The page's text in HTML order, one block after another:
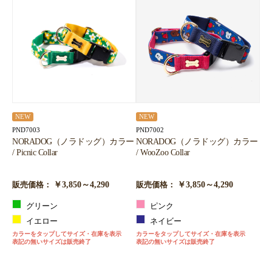
NEW
PND7003
NORADOG（ノラドッグ）カラー
/ Picnic Collar
販売価格： ￥3,850～4,290
グリーン
イエロー
カラーをタップしてサイズ・在庫を表示
表記の無いサイズは販売終了
NEW
PND7002
NORADOG（ノラドッグ）カラー
/ WooZoo Collar
販売価格： ￥3,850～4,290
ピンク
ネイビー
カラーをタップしてサイズ・在庫を表示
表記の無いサイズは販売終了